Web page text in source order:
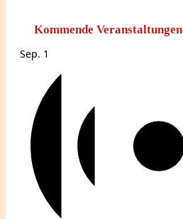
Kommende Veranstaltungen
Sep. 1